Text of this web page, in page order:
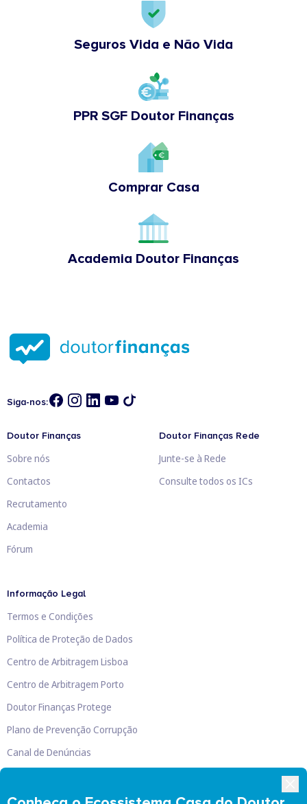
Seguros Vida e Não Vida
PPR SGF Doutor Finanças
Comprar Casa
Academia Doutor Finanças
Siga-nos:
Doutor Finanças
Sobre nós
Contactos
Recrutamento
Academia
Fórum
Doutor Finanças Rede
Junte-se à Rede
Consulte todos os ICs
Informação Legal
Termos e Condições
Política de Proteção de Dados
Centro de Arbitragem Lisboa
Centro de Arbitragem Porto
Doutor Finanças Protege
Plano de Prevenção Corrupção
Canal de Denúncias